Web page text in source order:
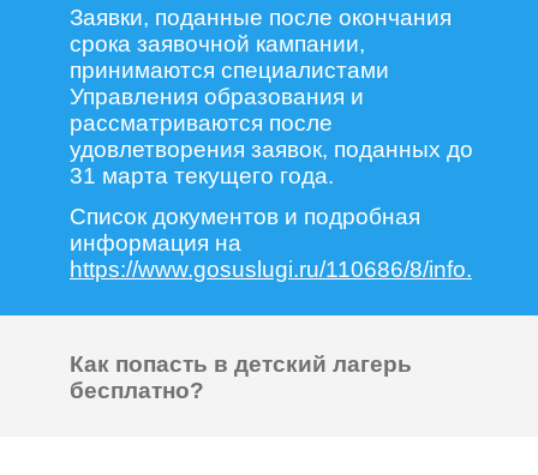
Заявки, поданные после окончания
срока заявочной кампании,
принимаются специалистами
Управления образования и
рассматриваются после
удовлетворения заявок, поданных до
31 марта текущего года.
Список документов и подробная
информация на
https://www.gosuslugi.ru/110686/8/info.
Как попасть в детский лагерь
бесплатно?